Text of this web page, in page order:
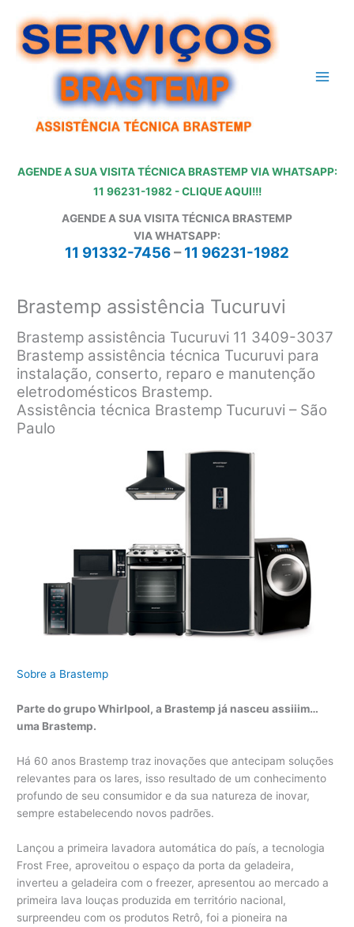
para
conteúdo
AGENDE A SUA VISITA TÉCNICA BRASTEMP VIA WHATSAPP:
11 96231-1982 - CLIQUE AQUI!!!
AGENDE A SUA VISITA TÉCNICA BRASTEMP
VIA WHATSAPP:
11 91332-7456–11 96231-1982
Brastemp assistência Tucuruvi
Brastemp assistência Tucuruvi 11 3409-3037
Brastemp assistência técnica Tucuruvi para
instalação, conserto, reparo e manutenção
eletrodomésticos Brastemp.
Assistência técnica Brastemp Tucuruvi – São
Paulo
Sobre a Brastemp
Parte do grupo Whirlpool, a Brastemp já nasceu assiiim…
uma Brastemp.
Há 60 anos Brastemp traz inovações que antecipam soluções
relevantes para os lares, isso resultado de um conhecimento
profundo de seu consumidor e da sua natureza de inovar,
sempre estabelecendo novos padrões.
Lançou a primeira lavadora automática do país, a tecnologia
Frost Free, aproveitou o espaço da porta da geladeira,
inverteu a geladeira com o freezer, apresentou ao mercado a
primeira lava louças produzida em território nacional,
surpreendeu com os produtos Retrô, foi a pioneira na